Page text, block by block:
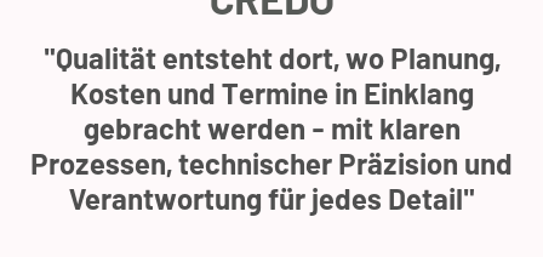
"Qualität entsteht dort, wo Planung,
Kosten und Termine in Einklang
gebracht werden - mit klaren
Prozessen, technischer Präzision und
Verantwortung für jedes Detail"